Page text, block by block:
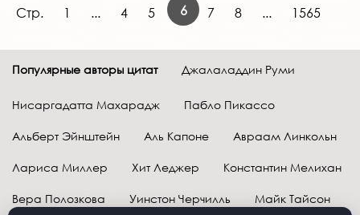
Стр. 1 ... 4 5 6 7 8 ... 1565
Популярные авторы цитат Джалаладдин Руми
Нисаргадатта Махарадж Пабло Пикассо
Альберт Эйнштейн Аль Капоне Авраам Линкольн
Лариса Миллер Хит Леджер Константин Мелихан
Вера Полозкова Уинстон Черчилль Майк Тайсон